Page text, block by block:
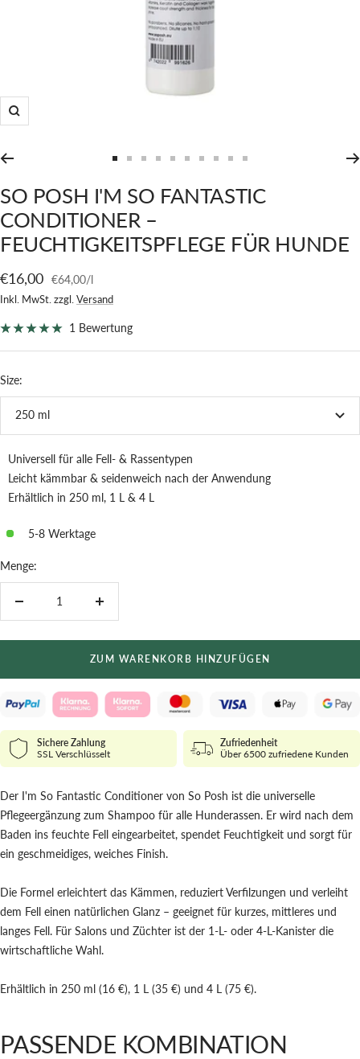
Zoom
Slide
1
gehen
Slide
2
gehen
Slide
3
gehen
Slide
gehen
Slide
5
Slide
6
SlideSlideSlide
9
Slide
10
SO POSH I'M SO FANTASTIC
CONDITIONER –
FEUCHTIGKEITSPFLEGE FÜR HUNDE
Angebotspreis
€16,00 €64,00/
Inkl. MwSt. zzgl.Versand
1 Bewertung
Size:
250 ml
Universell für alle Fell- & Rassentypen
Leicht kämmbar & seidenweich nach der Anwendung
Erhältlich in 250 ml, 1 L & 4 L
5-8 Werktage
Menge:
Menge
ZUM WARENKORB HINZUFÜGEN
Sichere Zahlung
SSL Verschlüsselt
Zufriedenheit
Über 6500 zufriedene Kunden
Der I'm So Fantastic Conditioner von So Posh ist die universelle
Pflegeergänzung zum Shampoo für alle Hunderassen. Er wird nach dem
Baden ins feuchte Fell eingearbeitet, spendet Feuchtigkeit und sorgt für
ein geschmeidiges, weiches Finish.
Die Formel erleichtert das Kämmen, reduziert Verfilzungen und verleiht
dem Fell einen natürlichen Glanz – geeignet für kurzes, mittleres und
langes Fell. Für Salons und Züchter ist der 1-L- oder 4-L-Kanister die
wirtschaftliche Wahl.
Erhältlich in 250 ml (16 €), 1 L (35 €) und 4 L (75 €).
PASSENDE KOMBINATION